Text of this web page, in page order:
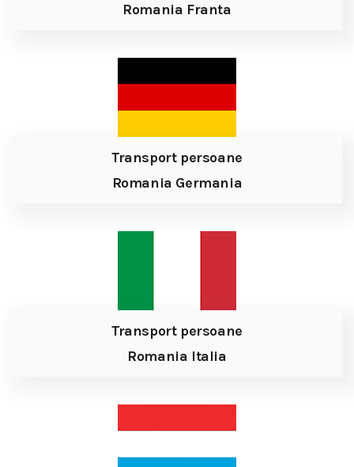
Romania Franta
Transport persoane
Romania Germania
Transport persoane
Romania Italia